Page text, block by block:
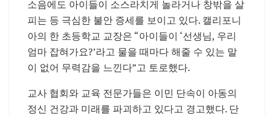
소음에도 아이들이 소스라치게 놀라거나 창밖을 살
피는 등 극심한 불안 증세를 보이고 있다. 캘리포니
아의 한 초등학교 교장은 “아이들이 ‘선생님, 우리
엄마 잡혀가요?’라고 물을 때마다 해줄 수 있는 말
이 없어 무력감을 느낀다”고 토로했다.
교사 협회와 교육 전문가들은 이민 단속이 아동의
정신 건강과 미래를 파괴하고 있다고 경고했다. 단